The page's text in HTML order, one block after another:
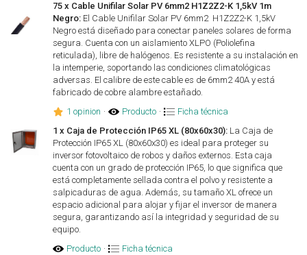
75 x Cable Unifilar Solar PV 6mm2 H1Z2Z2-K 1,5kV 1m
Negro: El Cable Unifilar Solar PV 6mm2 H1Z2Z2-K 1,5kV
Negro está diseñado para conectar paneles solares de forma
segura. Cuenta con un aislamiento XLPO (Poliolefina
reticulada), libre de halógenos. Es resistente a su instalación en
la intemperie, soportando las condiciones climatológicas
adversas. El calibre de este cable es de 6mm2 40A y está
fabricado de cobre alambre estañado.
1 opinion · Producto ·
Ficha técnica
1 x Caja de Protección IP65 XL (80x60x30): La Caja de
Protección IP65 XL (80x60x30) es ideal para proteger su
inversor fotovoltaico de robos y daños externos. Esta caja
cuenta con un grado de protección IP65, lo que significa que
está completamente sellada contra el polvo y resistente a
salpicaduras de agua. Además, su tamaño XL ofrece un
espacio adicional para alojar y fijar el inversor de manera
segura, garantizando así la integridad y seguridad de su
equipo.
Producto ·
Ficha técnica